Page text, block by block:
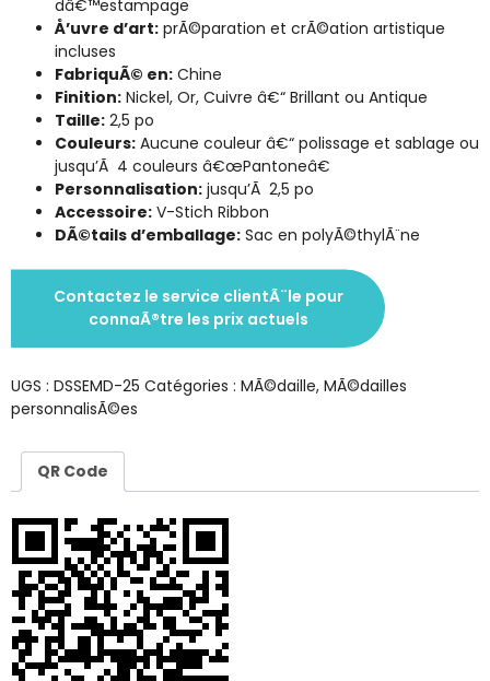
dâ€™estampage
Å’uvre d’art: prÃ©paration et crÃ©ation artistique
incluses
FabriquÃ© en: Chine
Finition: Nickel, Or, Cuivre â€“ Brillant ou Antique
Taille: 2,5 po
Couleurs: Aucune couleur â€“ polissage et sablage ou
jusqu’Ã 4 couleurs â€œPantoneâ€
Personnalisation: jusqu’Ã 2,5 po
Accessoire: V-Stich Ribbon
DÃ©tails d’emballage: Sac en polyÃ©thylÃ¨ne
Contactez le service clientÃ¨le pour
connaÃ®tre les prix actuels
UGS : DSSEMD-25 Catégories : MÃ©daille, MÃ©dailles
personnalisÃ©es
QR Code